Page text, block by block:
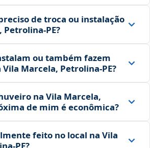
de troca ou instalação
ou também fazem
Marcela, Petrolina‑PE?
na Vila Marcela,
de mim é econômica?
feito no local na Vila